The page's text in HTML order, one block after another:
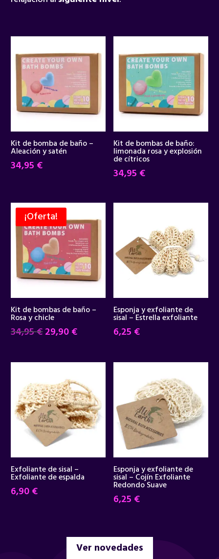
Kit de bomba de baño –
Aleación y satén
34,95 €
Kit de bombas de baño:
limonada rosa y explosión
de cítricos
34,95 €
¡Oferta!
Kit de bombas de baño –
Rosa y chicle
34,95€El
34,95 €.
29,90€El
29,90 €.
Esponja y exfoliante de
sisal – Estrella exfoliante
6,25 €
Exfoliante de sisal –
Exfoliante de espalda
6,90€
Esponja y exfoliante de
sisal – Cojín Exfoliante
Redondo Suave
6,25 €
Ver novedades